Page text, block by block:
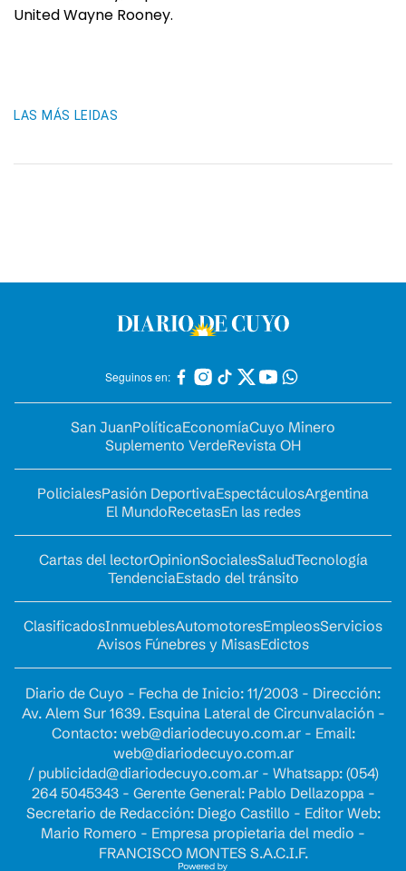
United Wayne Rooney.
LAS MÁS LEIDAS
Seguinos en:
San JuanPolíticaEconomíaCuyo Minero
Suplemento VerdeRevista OH
PolicialesPasión DeportivaEspectáculosArgentina
El MundoRecetasEn las redes
Cartas del lectorOpinionSocialesSaludTecnología
TendenciaEstado del tránsito
ClasificadosInmueblesAutomotoresEmpleosServicios
Avisos Fúnebres y MisasEdictos
Diario de Cuyo - Fecha de Inicio: 11/2003 - Dirección:
Av. Alem Sur 1639. Esquina Lateral de Circunvalación -
Contacto: web@diariodecuyo.com.ar- Email:
web@diariodecuyo.com.ar
/ publicidad@diariodecuyo.com.ar- Whatsapp: (054)
264 5045343 - Gerente General: Pablo Dellazoppa -
Secretario de Redacción: Diego Castillo - Editor Web:
Mario Romero - Empresa propietaria del medio -
FRANCISCO MONTES S.A.C.I.F.